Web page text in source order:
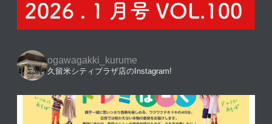
ogawagakki_kurume
久留米シティプラザ店のInstagram!